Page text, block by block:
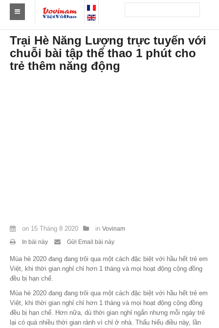
Tìm Clb Vovinam
Châu Á
Theo Thống kê
Truyền thông
PHOTO
TÀI LIỆU
Trại Hè Năng Lượng trực tuyến với
chuỗi bài tập thể thao 1 phút cho
trẻ thêm năng động
on 15 Tháng 8 2020 in Vovinam
In bài này
Gửi Email bài này
Mùa hè 2020 đang đang trôi qua một cách đặc biệt với hầu hết trẻ em
Việt, khi thời gian nghỉ chỉ hơn 1 tháng và mọi hoạt động cộng đồng
đều bị hạn chế.
Mùa hè 2020 đang đang trôi qua một cách đặc biệt với hầu hết trẻ em
Việt, khi thời gian nghỉ chỉ hơn 1 tháng và mọi hoạt động cộng đồng
đều bị hạn chế. Hơn nữa, dù thời gian nghỉ ngắn nhưng mỗi ngày trẻ
lại có quá nhiều thời gian rảnh vì chỉ ở nhà. Thấu hiểu điều này, lần